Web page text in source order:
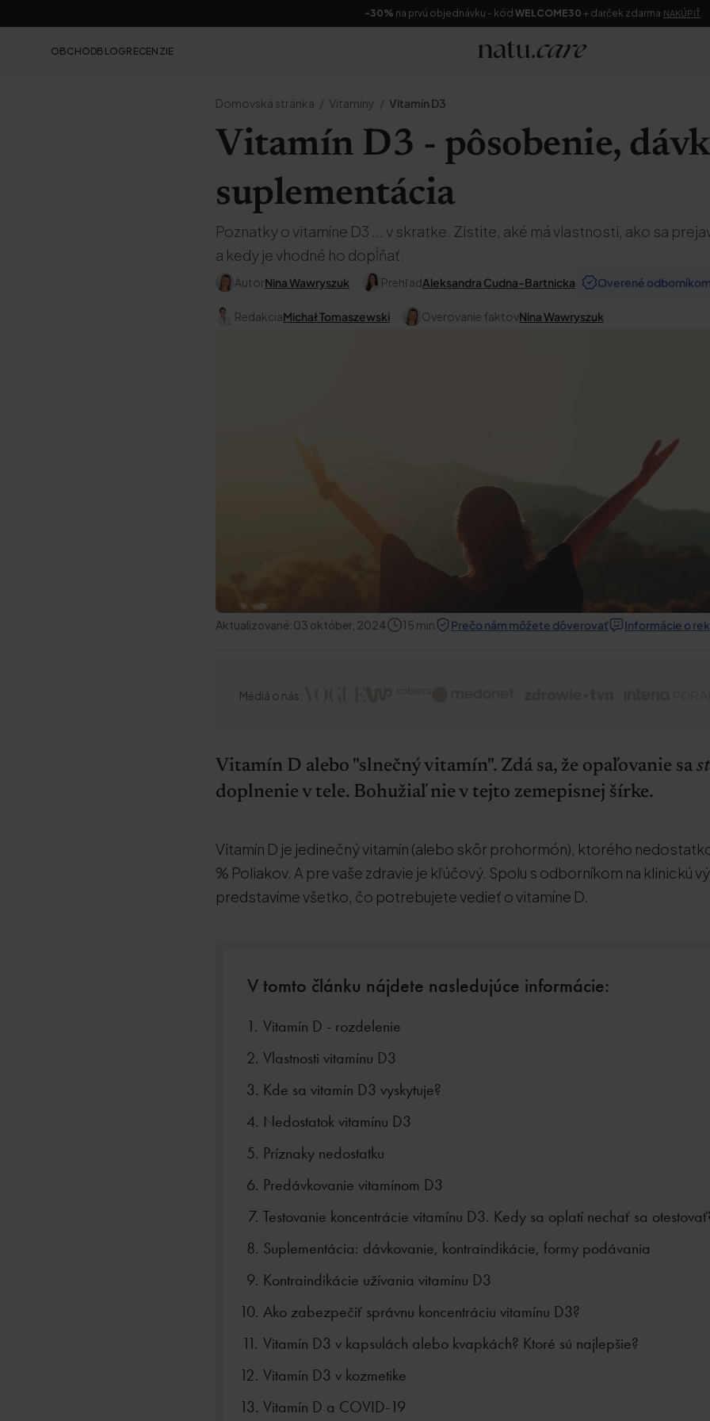
-30% na prvú objednávku - kód WELCOME30 + darček zdarma NAKÚPIŤ
OBCHODBLOGRECENZIE
Domovská stránka Vitamíny Vitamín D3
Vitamín D3 - pôsobenie,
suplementácia
Poznatky o vitamíne D3 ... v skratke. Zistite, aké má vlastnosti, ako sa
a kedy je vhodné ho dopĺňať.
AutorNina Wawryszuk PrehľadAleksandra Cudna-Bartnicka Overené
RedakciaMichał Tomaszewski Overovanie faktovNina Wawryszuk
Aktualizované:03 október, 2024 15 min Prečo nám môžete dôverovať Informácie o
Médiá o nás:
Vitamín D alebo "slnečný vitamín". Zdá sa, že opaľovanie sa
doplnenie v tele. Bohužiaľ nie v tejto zemepisnej šírke.
Vitamín D je jedinečný vitamín (alebo skôr prohormón), ktorého
% Poliakov. A pre vaše zdravie je kľúčový. Spolu s odborníkom na klinickú
predstavíme všetko, čo potrebujete vedieť o vitamíne D.
V tomto článku nájdete nasledujúce informácie:
Vitamín D - rozdelenie
Vlastnosti vitamínu D3
Kde sa vitamín D3 vyskytuje?
Nedostatok vitamínu D3
Príznaky nedostatku
Predávkovanie vitamínom D3
Testovanie koncentrácie vitamínu D3. Kedy sa oplatí nechať sa
Suplementácia: dávkovanie, kontraindikácie, formy podávania
Kontraindikácie užívania vitamínu D3
Ako zabezpečiť správnu koncentráciu vitamínu D3?
Vitamín D3 v kapsulách alebo kvapkách? Ktoré sú najlepšie?
Vitamín D3 v kozmetike
Vitamín D a COVID-19